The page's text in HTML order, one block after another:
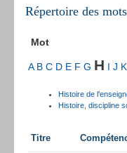
Répertoire des
Mot
A B C D E F G H I J K
Histoire de
Histoire, discipline
Titre